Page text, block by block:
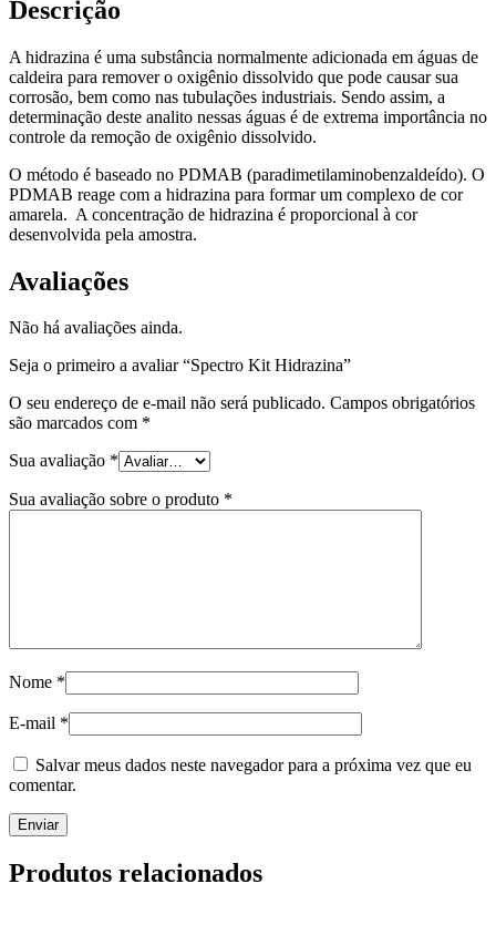
Descrição
A hidrazina é uma substância normalmente adicionada em águas de
caldeira para remover o oxigênio dissolvido que pode causar sua
corrosão, bem como nas tubulações industriais. Sendo assim, a
determinação deste analito nessas águas é de extrema importância no
controle da remoção de oxigênio dissolvido.
O método é baseado no PDMAB (paradimetilaminobenzaldeído). O
PDMAB reage com a hidrazina para formar um complexo de cor
amarela. A concentração de hidrazina é proporcional à cor
desenvolvida pela amostra.
Avaliações
Não há avaliações ainda.
Seja o primeiro a avaliar “Spectro Kit Hidrazina”
O seu endereço de e-mail não será publicado. Campos obrigatórios
são marcados com *
Sua avaliação *
Sua avaliação sobre o produto *
Nome *
E-mail *
Salvar meus dados neste navegador para a próxima vez que eu
comentar.
Produtos relacionados